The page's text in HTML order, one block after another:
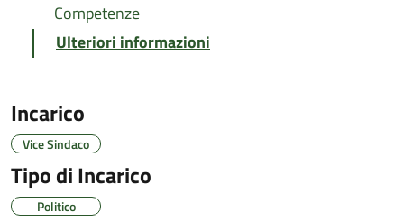
Competenze
Ulteriori informazioni
Incarico
Vice Sindaco
Tipo di Incarico
Politico